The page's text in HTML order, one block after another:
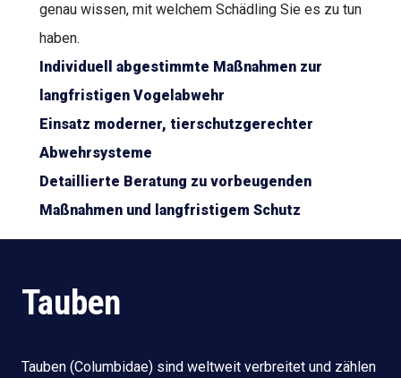
genau wissen, mit welchem Schädling Sie es zu tun
haben.
Individuell abgestimmte Maßnahmen zur
langfristigen Vogelabwehr
Einsatz moderner, tierschutzgerechter
Abwehrsysteme
Detaillierte Beratung zu vorbeugenden
Maßnahmen und langfristigem Schutz
Tauben
Tauben (Columbidae) sind weltweit verbreitet und zählen